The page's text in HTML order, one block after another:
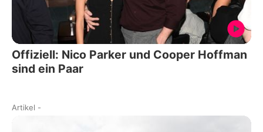
Offiziell: Nico Parker und Cooper Hoffman
sind ein Paar
Artikel -